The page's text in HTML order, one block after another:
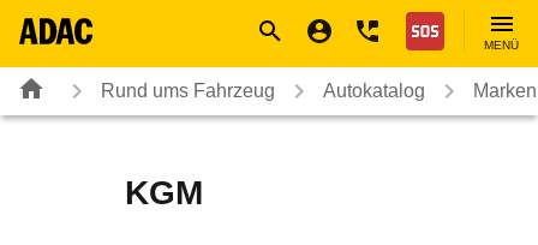
Nothilfe
MENÜ
Rund ums Fahrzeug Autokatalog
KGM